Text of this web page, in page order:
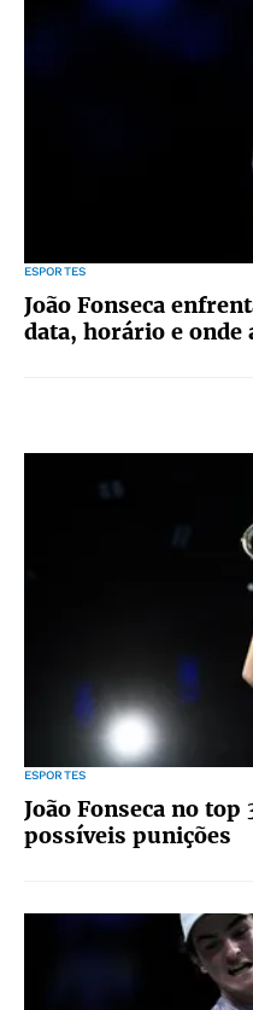
ESPORTES
João Fonseca
data, horário e onde
ESPORTES
João Fonseca no top
possíveis punições